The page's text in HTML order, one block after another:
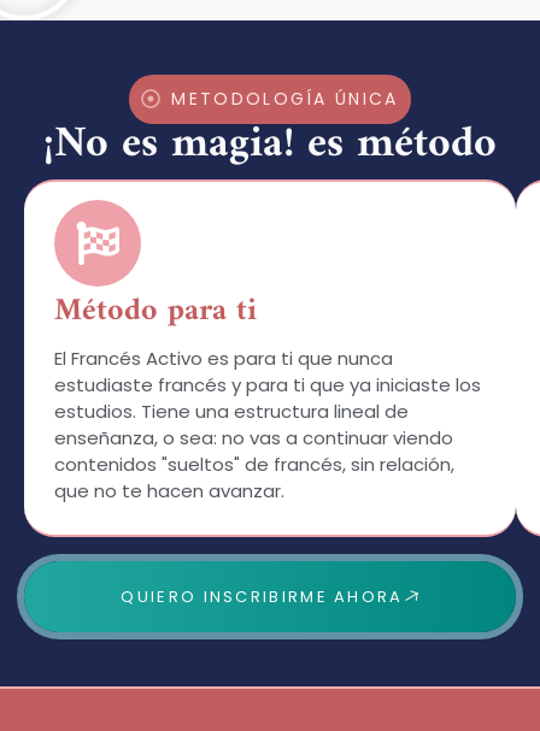
METODOLOGÍA ÚNICA
¡No es magia! es método
Método para ti
El Francés Activo es para ti que nunca
estudiaste francés y para ti que ya iniciaste los
estudios. Tiene una estructura lineal de
enseñanza, o sea: no vas a continuar viendo
contenidos "sueltos" de francés, sin relación,
que no te hacen avanzar.
QUIERO INSCRIBIRME AHORA